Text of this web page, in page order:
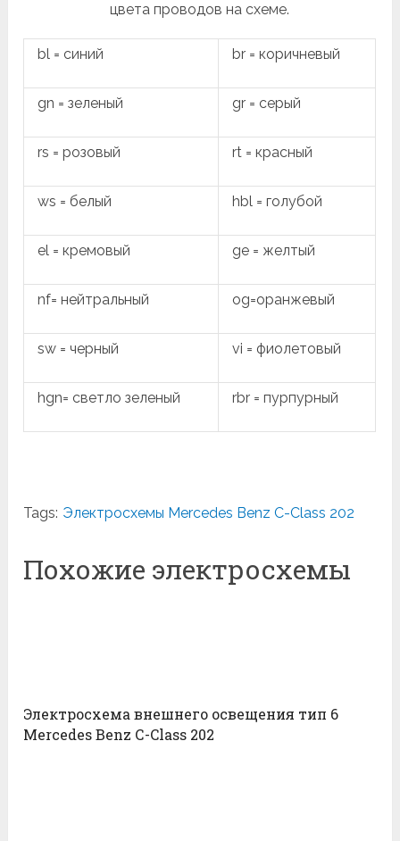
цвета проводов на схеме.
bl = синий br = коричневый
gn = зеленый gr = серый
rs = розовый rt = красный
ws = белый hbl = голубой
el = кремовый ge = желтый
nf= нейтральный og=оранжевый
sw = черный vi = фиолетовый
hgn= светло зеленый rbr = пурпурный
Tags: Электросхемы Mercedes Benz С-Class 202
Похожие электросхемы
Электросхема внешнего освещения тип 6
Mercedes Benz С-Class 202